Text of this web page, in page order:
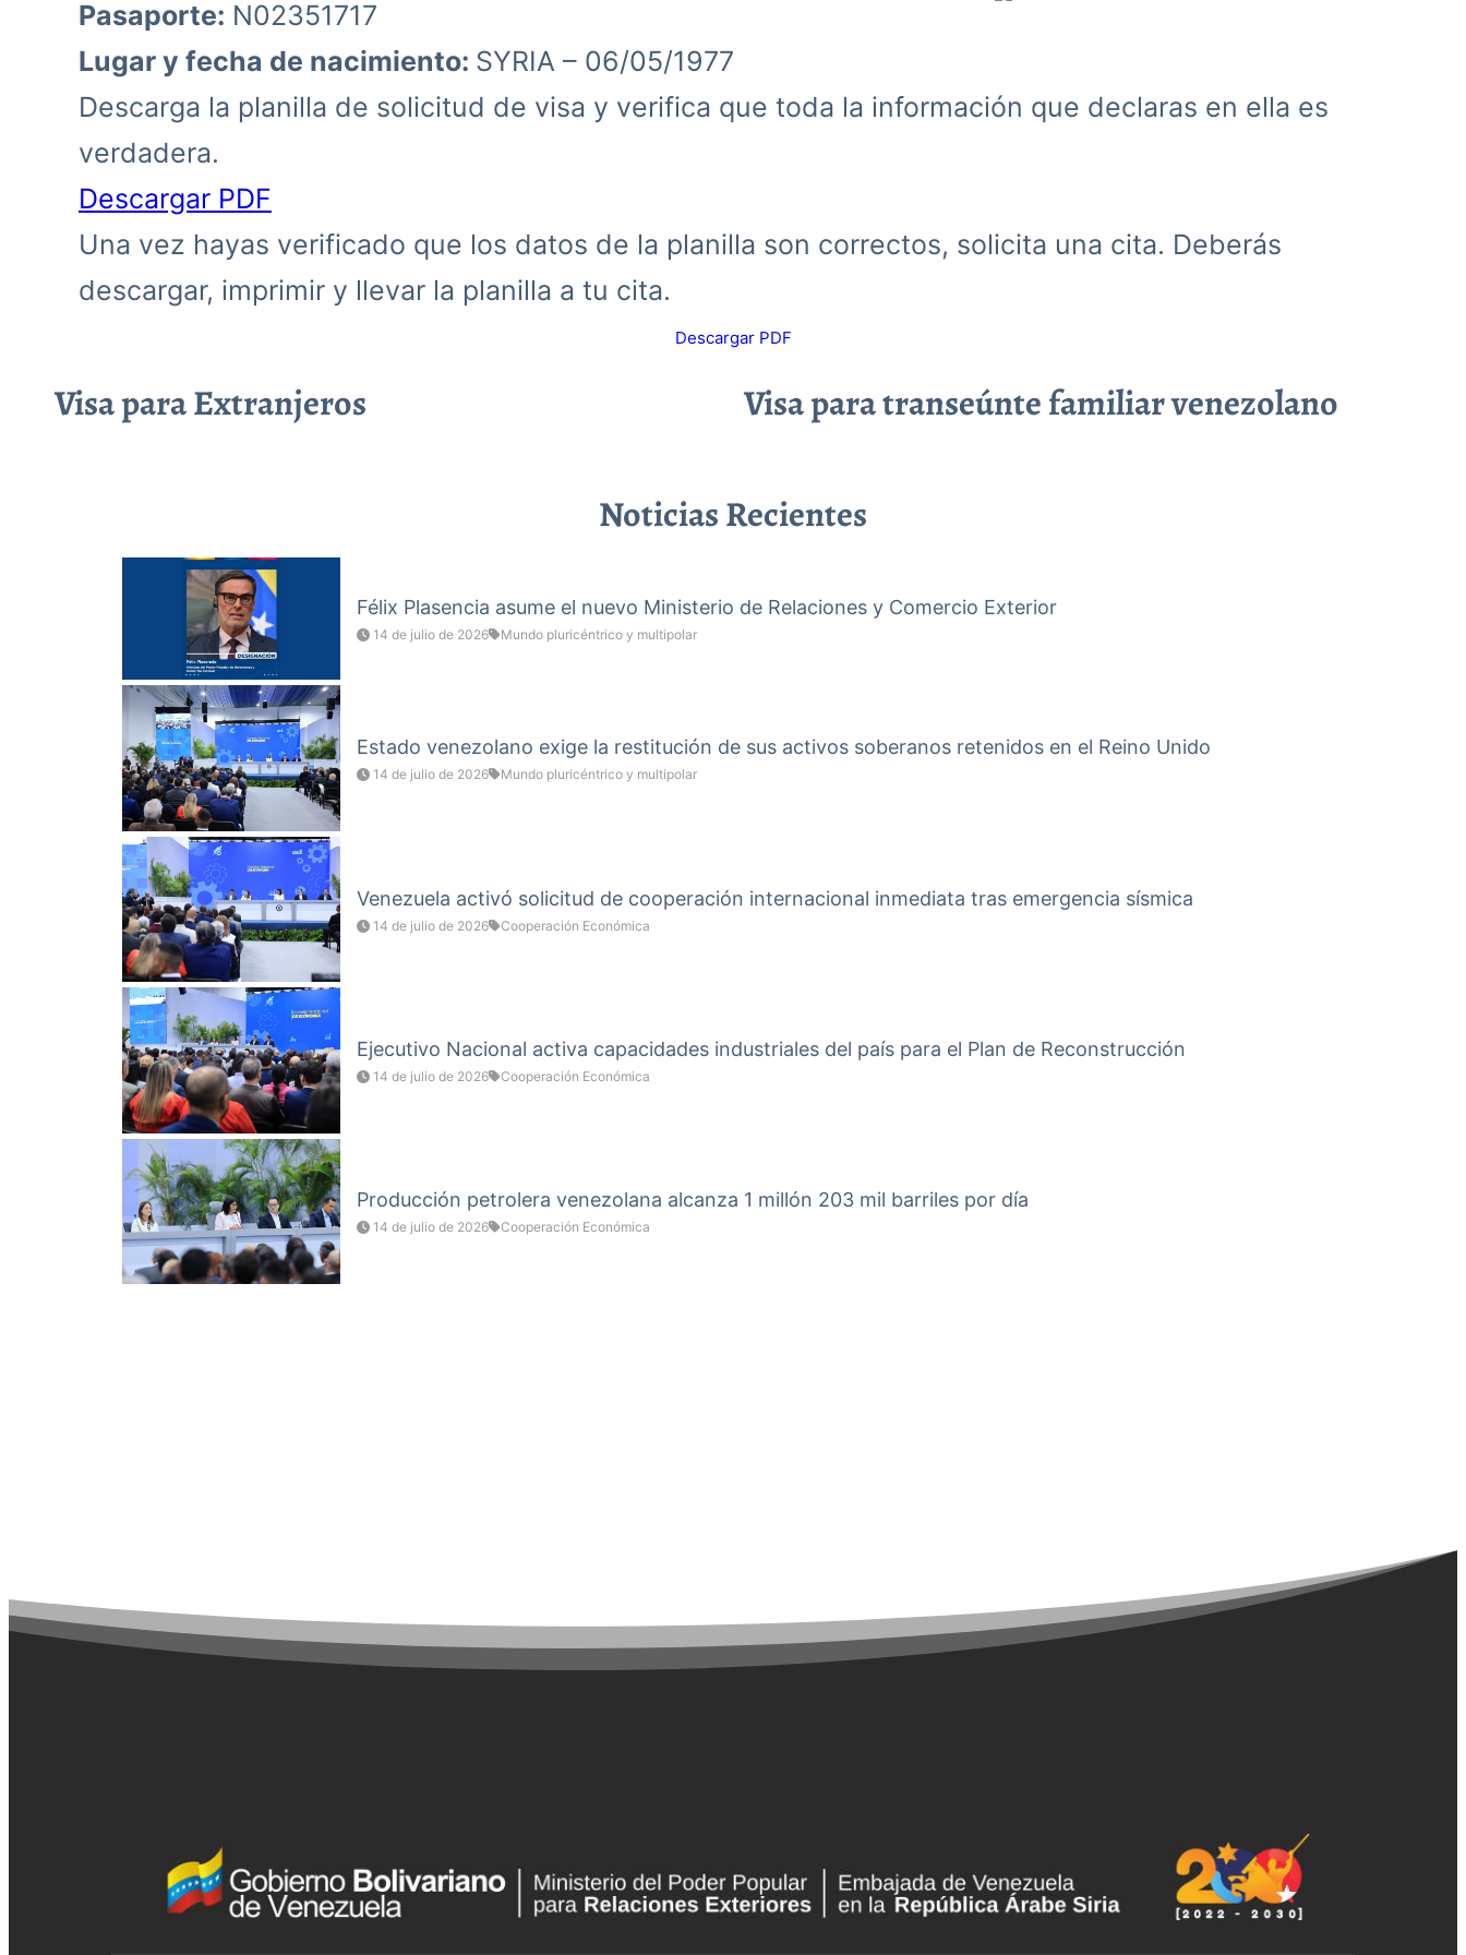
Pasaporte: N02351717
Lugar y fecha de nacimiento: SYRIA – 06/05/1977
Descarga la planilla de solicitud de visa y verifica que toda la información que declaras en ella es
verdadera.
Descargar PDF
Una vez hayas verificado que los datos de la planilla son correctos, solicita una cita. Deberás
descargar, imprimir y llevar la planilla a tu cita.
Descargar PDF
Visa para Extranjeros Visa para transeúnte familiar venezolano
Noticias Recientes
Félix Plasencia asume el nuevo Ministerio de Relaciones y Comercio Exterior
14 de julio de 2026 Mundo pluricéntrico y multipolar
Estado venezolano exige la restitución de sus activos soberanos retenidos en el Reino Unido
14 de julio de 2026 Mundo pluricéntrico y multipolar
Venezuela activó solicitud de cooperación internacional inmediata tras emergencia sísmica
14 de julio de 2026 Cooperación Económica
Ejecutivo Nacional activa capacidades industriales del país para el Plan de Reconstrucción
14 de julio de 2026 Cooperación Económica
Producción petrolera venezolana alcanza 1 millón 203 mil barriles por día
14 de julio de 2026 Cooperación Económica